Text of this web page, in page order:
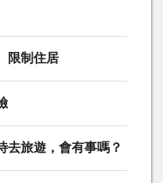
限制住居
去旅遊，會有事嗎？